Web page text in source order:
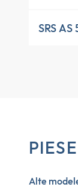
SRS AS
Alte